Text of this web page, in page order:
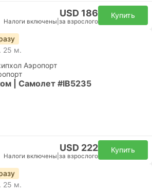
USD 186
Налоги включены за взрослого
Купить
25 м.
Аэропорт
| Самолет #IB5235
USD 222
Налоги включены за взрослого
Купить
25 м.